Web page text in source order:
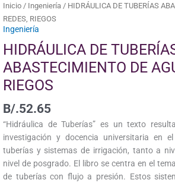
Inicio / Ingeniería / HIDRÁULICA DE TUBERÍAS
REDES, RIEGOS
Ingeniería
HIDRÁULICA DE
ABASTECIMIENTO DE
RIEGOS
B/.52.65
“Hidráulica de Tuberías” es un texto
investigación y docencia universitaria en
tuberías y sistemas de irrigación, tanto a
nivel de posgrado. El libro se centra en el
de tuberías con flujo a presión. Estos